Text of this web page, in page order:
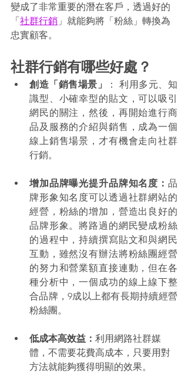
變成了非常重要的潛在客戶，透過好的
「社群行銷 」就能夠將「粉絲」轉換為
忠實顧客。
社群行銷有哪些好處？
創造「銷售場景」
： 利用多元、知
識型、小確幸型的貼文，可以吸引
網民的關注，然後，再開始進行商
品及服務的介紹與銷售，成為一個
線上銷售場景，才有機會走向社群
行銷。
增加品牌曝光提升品牌知名度： 品
牌形象知名度可以透過社群網站的
經營，粉絲的增加，營造出良好的
品牌形象。將路過的網民變成粉絲
的過程中，持續撰寫貼文和與網民
互動，雖然沒有辦法將粉絲團經營
的努力和營業額直接連動，但在各
種分析中，一個成功的線上線下整
合品牌，9成以上都有長期持續經營
粉絲團。
低成本高效益： 利用網路社群媒
體，不需要花費高成本，只要用對
方法就能夠獲得明顯的效果。